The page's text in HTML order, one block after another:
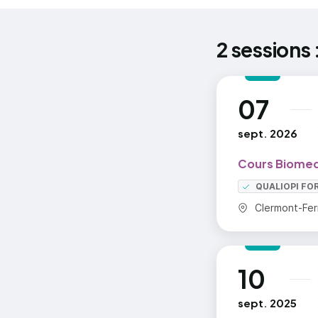
2 sessions :
07
sept. 2026
au
Cours
QUALIOPI
Commune :
Clermont-
10
sept. 2025
au